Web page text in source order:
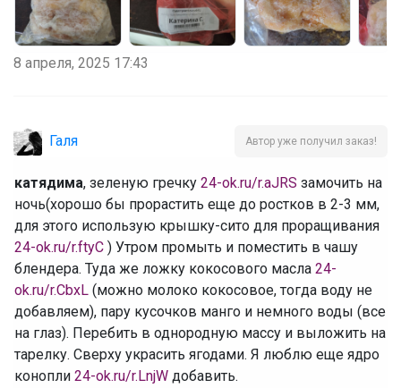
8 апреля, 2025 17:43
Галя Автор уже получил заказ!
катядима, зеленую гречку 24-ok.ru/r.aJRS замочить на
ночь(хорошо бы прорастить еще до ростков в 2-3 мм,
для этого использую крышку-сито для проращивания
24-ok.ru/r.ftyC ) Утром промыть и поместить в чашу
блендера. Туда же ложку кокосового масла 24-
ok.ru/r.CbxL (можно молоко кокосовое, тогда воду не
добавляем), пару кусочков манго и немного воды (все
на глаз). Перебить в однородную массу и выложить на
тарелку. Сверху украсить ягодами. Я люблю еще ядро
конопли 24-ok.ru/r.LnjW добавить.